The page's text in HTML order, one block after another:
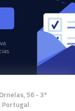
56 - 3º
Portugal